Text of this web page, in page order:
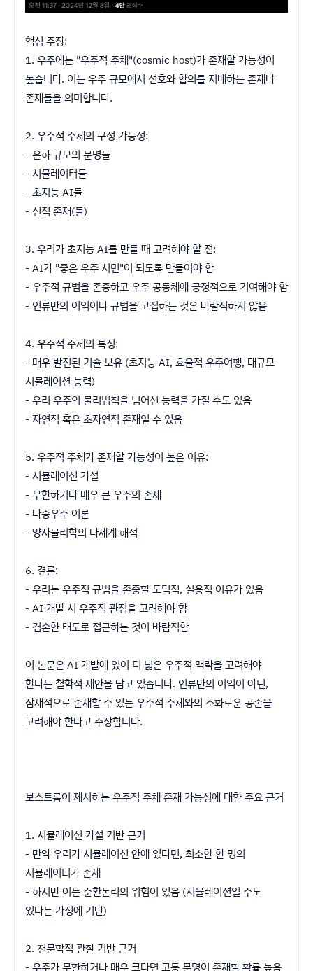
핵심 주장:
1. 우주에는 "우주적 주체"(cosmic host)가 존재할 가능성이
높습니다. 이는 우주 규모에서 선호와 합의를 지배하는 존재나
존재들을 의미합니다.
2. 우주적 주체의 구성 가능성:
- 은하 규모의 문명들
- 시뮬레이터들
- 초지능 AI들
- 신적 존재(들)
3. 우리가 초지능 AI를 만들 때 고려해야 할 점:
- AI가 "좋은 우주 시민"이 되도록 만들어야 함
- 우주적 규범을 존중하고 우주 공동체에 긍정적으로 기여해야 함
- 인류만의 이익이나 규범을 고집하는 것은 바람직하지 않음
4. 우주적 주체의 특징:
- 매우 발전된 기술 보유 (초지능 AI, 효율적 우주여행, 대규모
시뮬레이션 능력)
- 우리 우주의 물리법칙을 넘어선 능력을 가질 수도 있음
- 자연적 혹은 초자연적 존재일 수 있음
5. 우주적 주체가 존재할 가능성이 높은 이유:
- 시뮬레이션 가설
- 무한하거나 매우 큰 우주의 존재
- 다중우주 이론
- 양자물리학의 다세계 해석
6. 결론:
- 우리는 우주적 규범을 존중할 도덕적, 실용적 이유가 있음
- AI 개발 시 우주적 관점을 고려해야 함
- 겸손한 태도로 접근하는 것이 바람직함
이 논문은 AI 개발에 있어 더 넓은 우주적 맥락을 고려해야
한다는 철학적 제안을 담고 있습니다. 인류만의 이익이 아닌,
잠재적으로 존재할 수 있는 우주적 주체와의 조화로운 공존을
고려해야 한다고 주장합니다.
보스트롬이 제시하는 우주적 주체 존재 가능성에 대한 주요 근거
1. 시뮬레이션 가설 기반 근거
- 만약 우리가 시뮬레이션 안에 있다면, 최소한 한 명의
시뮬레이터가 존재
- 하지만 이는 순환논리의 위험이 있음 (시뮬레이션일 수도
있다는 가정에 기반)
2. 천문학적 관찰 기반 근거
- 우주가 무한하거나 매우 크다면 고등 문명이 존재할 확률 높음